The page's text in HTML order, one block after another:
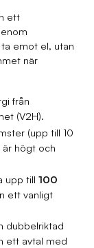
ett
emot el, utan
när
från
(V2H).
(upp till 10
högt och
upp till100
ett vanligt
dubbelriktad
ett avtal med